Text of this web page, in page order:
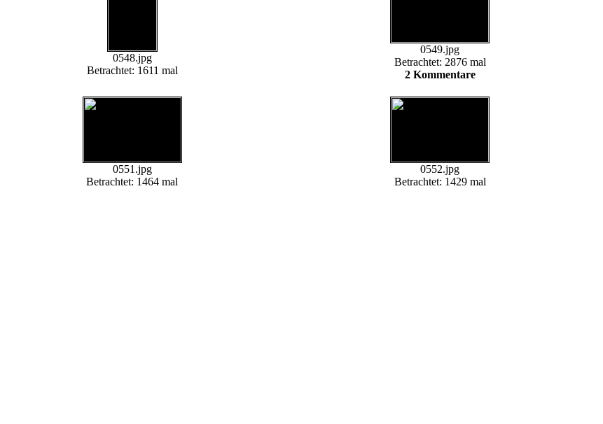
0548.jpg
Betrachtet: 1611 mal
0549.jpg
Betrachtet: 2876 mal
2 Kommentare
0551.jpg
Betrachtet: 1464 mal
0552.jpg
Betrachtet: 1429 mal